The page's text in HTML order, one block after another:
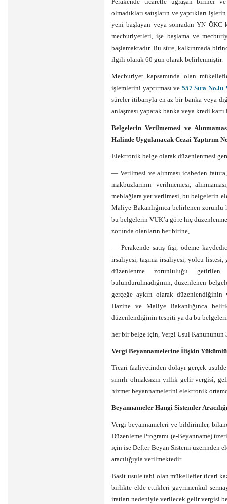
olmadıkları satışların ve yaptıkları
yeni başlayan veya sonradan YN ÖKC
mecburiyetleri, işe başlama ve
başlamaktadır. Bu süre, kalkınmada
ilgili olarak 60 gün olarak belirlenmiştir.
Mecburiyet kapsamında olan
işlemlerini yaptırması ve 557 Sıra
süreler itibarıyla en az bir banka veya
anlaşması yaparak banka veya kredi
Belgelerin Verilmemesi ve
Halinde Uygulanacak Cezai Yaptırım
Elektronik belge olarak düzenlenmesi
— Verilmesi ve alınması icabeden
makbuzlarının verilmemesi,
meblağlara yer verilmesi, bu belgelerin
Maliye Bakanlığınca belirlenen zorunlu
bu belgelerin VUK’a göre hiç
zorunda olanların her birine,
— Perakende satış fişi, ödeme
irsaliyesi, taşıma irsaliyesi, yolcu
düzenlenme zorunluluğu getirilen
bulundurulmadığının, düzenlenen
gerçeğe aykırı olarak
Hazine ve Maliye Bakanlığınca
düzenlendiğinin tespiti ya da bu
her bir belge için, Vergi Usul Kanununun
Vergi Beyannamelerine İlişkin
Ticari faaliyetinden dolayı gerçek
sınırlı olmaksızın yıllık gelir vergisi,
hizmet beyannamelerini elektronik
Beyannameler Hangi Sistemler
Vergi beyannameleri ve bildirimler,
Düzenleme Programı (e-Beyanname)
için ise Defter Beyan Sistemi üzerinden
aracılığıyla verilmektedir.
Basit usule tabi olan mükellefler ticari
birlikte elde ettikleri gayrimenkul
iratları nedeniyle verilecek gelir vergisi